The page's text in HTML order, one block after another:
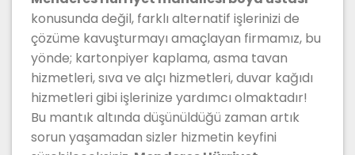
konusunda değil, farklı alternatif işlerinizi de
çözüme kavuşturmayı amaçlayan firmamız, bu
yönde; kartonpiyer kaplama, asma tavan
hizmetleri, sıva ve alçı hizmetleri, duvar kağıdı
hizmetleri gibi işlerinize yardımcı olmaktadır!
Bu mantık altında düşünüldüğü zaman artık
sorun yaşamadan sizler hizmetin keyfini